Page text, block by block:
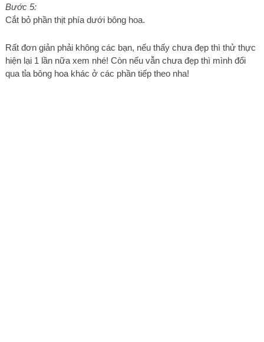
Bước 5:
Cắt bỏ phần thịt phía dưới bông hoa.
Rất đơn giản phải không các bạn, nếu thấy chưa đẹp thì thử thực
hiện lại 1 lần nữa xem nhé! Còn nếu vẫn chưa đẹp thì mình đổi
qua tỉa bông hoa khác ở các phần tiếp theo nha!